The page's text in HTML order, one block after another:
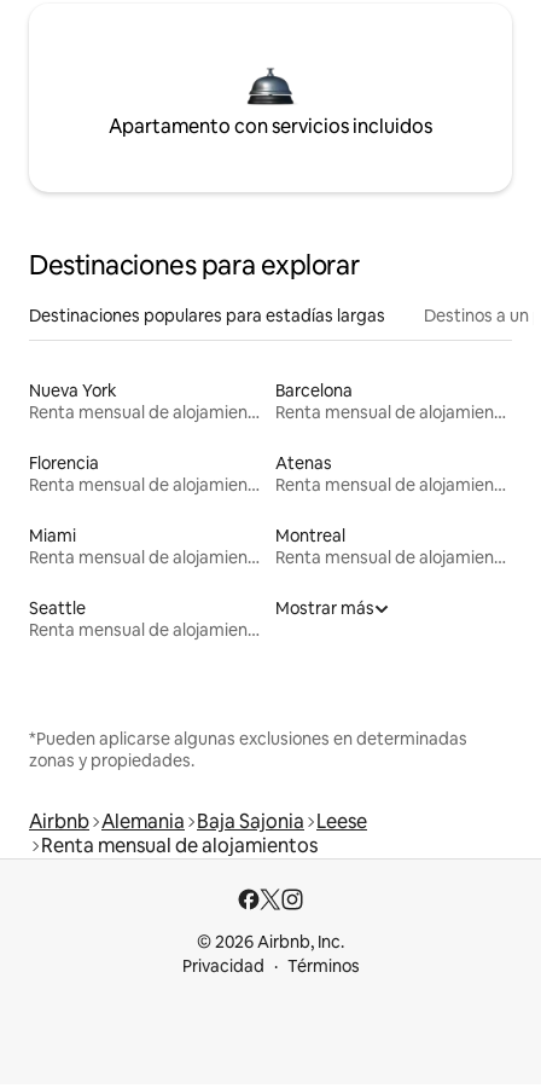
Apartamento con servicios incluidos
Destinaciones para explorar
Destinaciones populares para estadías largas Destinos a un
Nueva York
Renta mensual de alojamientos
Barcelona
Renta mensual de alojamientos
Florencia
Renta mensual de alojamientos
Atenas
Renta mensual de alojamientos
Miami
Renta mensual de alojamientos
Montreal
Renta mensual de alojamientos
Seattle
Renta mensual de alojamientos
Mostrar más
*Pueden aplicarse algunas exclusiones en determinadas
zonas y propiedades.
Airbnb Alemania Baja Sajonia Leese
Renta mensual de alojamientos
© 2026 Airbnb, Inc.
Privacidad
Términos